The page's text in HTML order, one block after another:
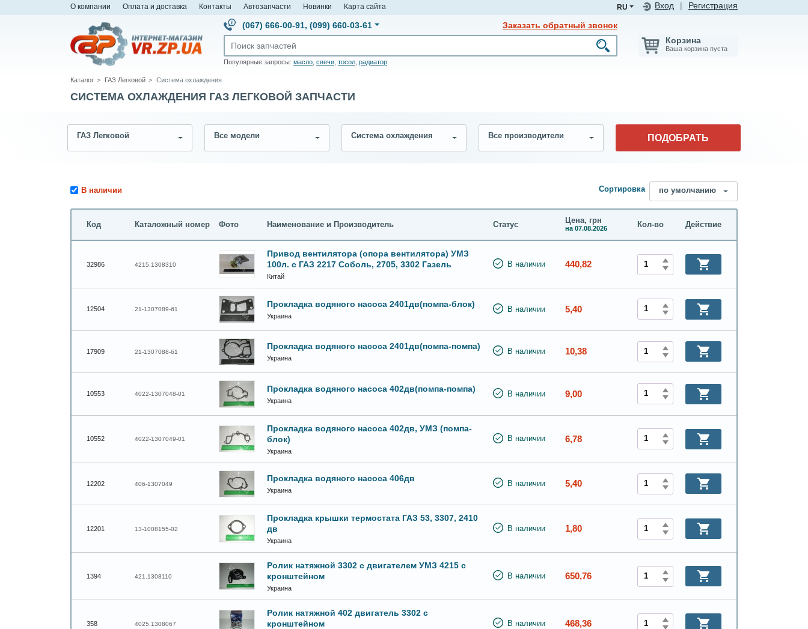
О компании Оплата и доставка Контакты Автозапчасти Новинки Карта сайта Вход Регистрация
RU
(067) 666-00-91, (099) 660-03-61 Заказать обратный звонок
Популярные запросы: масло свечи тосол радиатор
Корзина
Ваша корзина пуста
Каталог ГАЗ Легковой Система охлаждения
СИСТЕМА ОХЛАЖДЕНИЯ ГАЗ ЛЕГКОВОЙ ЗАПЧАСТИ
ГАЗ Легковой Все модели Система охлаждения Все производители ПОДОБРАТЬ
В наличии Сортировка по умолчанию
Код Каталожный номер Фото Наименование и Производитель Статус Цена, грн
на 07.08.2026 Кол-во Действие
32986 4215.1308310
Привод вентилятора (опора вентилятора) УМЗ
100л. с ГАЗ 2217 Соболь, 2705, 3302 Газель
Китай
В наличии 440,82
12504 21-1307089-б1
Прокладка водяного насоса 2401дв(помпа-блок)
Украина
В наличии 5,40
17909 21-1307088-б1
Прокладка водяного насоса 2401дв(помпа-помпа)
Украина
В наличии 10,38
10553 4022-1307048-01
Прокладка водяного насоса 402дв(помпа-помпа)
Украина
В наличии 9,00
10552 4022-1307049-01
Прокладка водяного насоса 402дв, УМЗ (помпа-
блок)
Украина
В наличии 6,78
12202 406-1307049
Прокладка водяного насоса 406дв
Украина
В наличии 5,40
12201 13-1008155-02
Прокладка крышки термостата ГАЗ 53, 3307, 2410
дв
Украина
В наличии 1,80
1394 421.1308110
Ролик натяжной 3302 с двигателем УМЗ 4215 с
кронштейном
Украина
В наличии 650,76
358 4025.1308067
Ролик натяжной 402 двигатель 3302 с
кронштейном
В наличии 468,36